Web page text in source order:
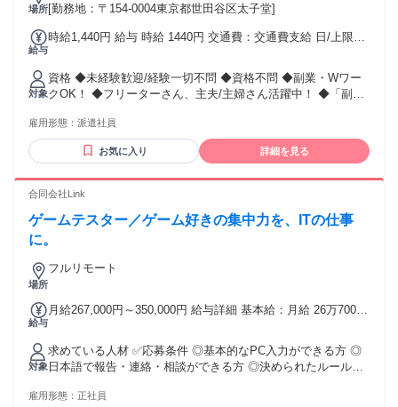
場所[勤務地：〒154-0004東京都世田谷区太子堂]
給与
時給1,440円 給与 時給 1440円 交通費：交通費支給 日/上限
対象
資格 ◆未経験歓迎/経験一切不問 ◆資格不問 ◆副業・Wワー
クOK！ ◆フリーターさん、主夫/主婦さん活躍中！ ◆「副
ー・Wワークはもちろん、 30代・40代の主婦さん・主夫さん
や、 50代のミドル層の方、60代前半のシニア世代の方迄幅広
い年代の方が活躍中！ ＜＜日払い・週払い可能な職場で、す
なったら継続して働いてもらえればOKなんです♪ 丁寧な研修
既存スタッフの90％以上が未経験スタートなので安心◎ ★★
好き ◆接客業よりも、倉庫作業の様な集中できる仕事が好き
週1日の週もあれば、週5日の週もある 自分のペースで勤務し
たい ◆すぐにお金が必要！日払い・週払いの仕事をしたい な
雇用形態： 派遣社員
お気に入り 詳細を見る
合同会社Link
ゲームテスター／ゲーム好きの集中力を、ITの仕事
に。
場所
フルリモート
給与
月給267,000円～350,000円 給与詳細 基本給：月給 26万7000
払われる通勤・皆勤・家族手当金額：なし 全員に一律で支払
われるその他手当金額：なし 基本給：月給 26.7万円 〜 35万
円 固定残業代：なし
対象
求めている人材 ✅応募条件 ◎基本的なPC入力ができる方 ◎
日本語で報告・連絡・相談ができる方 ◎決められたルールや
スト業務が初めての方も歓迎します。 ✅こんな方に向いてい
雇用形態： 正社員